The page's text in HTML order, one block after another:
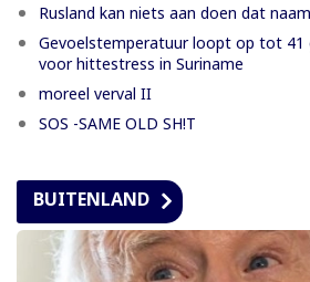
Rusland kan niets aan doen dat
Gevoelstemperatuur loopt op tot 41
voor hittestress in Suriname
moreel verval II
SOS -SAME OLD SH!T
BUITENLAND